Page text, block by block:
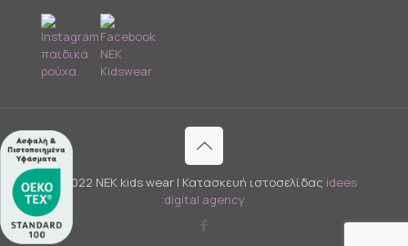
© 2022 NEK kids wear | Κατασκευή ιστοσελίδας idees
digital agency